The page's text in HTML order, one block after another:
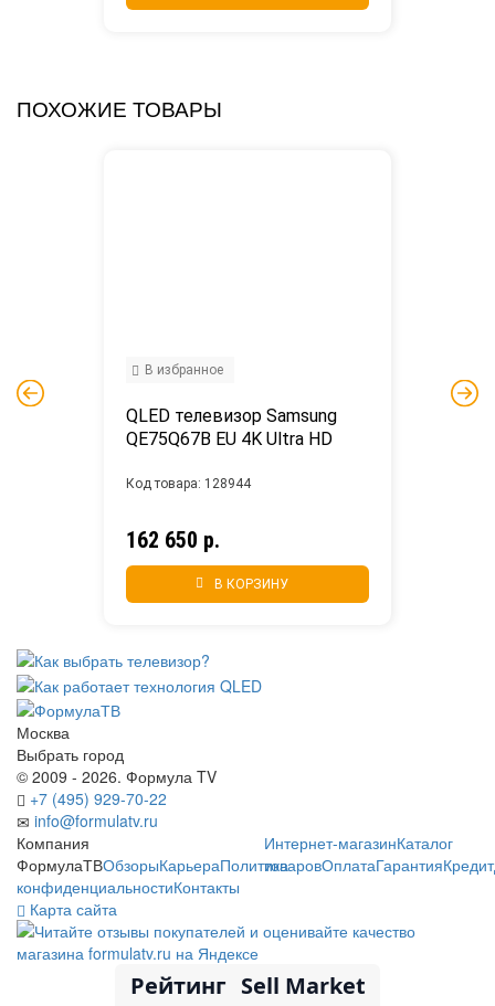
ПОХОЖИЕ ТОВАРЫ
QLED телевизор Samsung
QE75Q67B EU 4K Ultra HD
162 650 р.
В КОРЗИНУ
Код товара: 128944
В избранное
Москва
Выбрать город
© 2009 - 2026. Формула TV
+7 (495) 929-70-22
info@formulatv.ru
Компания
ФормулаТВОбзорыКарьераПолитика
конфиденциальностиКонтакты
Интернет-магазинКаталог
товаровОплатаГарантияКредит
Карта сайта
Рейтинг Sell Market